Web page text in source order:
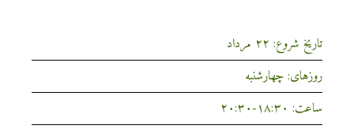
تاریخ شروع: ۲۲ مرداد
روزهای: چهارشنبه
ساعت: ۱۸:۳۰-۲۰:۳۰